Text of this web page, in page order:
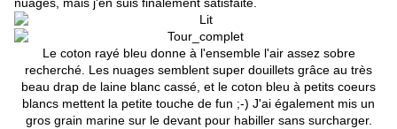
Le coton rayé bleu donne à l'ensemble l'air assez sobre
recherché. Les nuages semblent super douillets grâce au très
beau drap de laine blanc cassé, et le coton bleu à petits coeurs
blancs mettent la petite touche de fun ;-) J'ai également mis un
gros grain marine sur le devant pour habiller sans surcharger.